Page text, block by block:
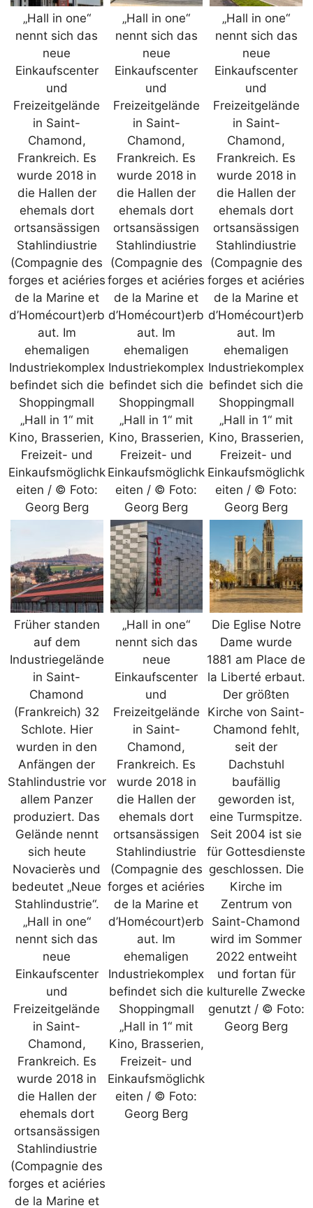
„Hall in one“
nennt sich das
neue
Einkaufscenter
und
Freizeitgelände
in Saint-
Chamond,
Frankreich. Es
wurde 2018 in
die Hallen der
ehemals dort
ortsansässigen
Stahlindiustrie
(Compagnie des
forges et aciéries
de la Marine et
d’Homécourt)erb
aut. Im
ehemaligen
Industriekomplex
befindet sich die
Shoppingmall
„Hall in 1“ mit
Kino, Brasserien,
Freizeit- und
Einkaufsmöglichk
eiten / © Foto:
Georg Berg
„Hall in one“
nennt sich das
neue
Einkaufscenter
und
Freizeitgelände
in Saint-
Chamond,
Frankreich. Es
wurde 2018 in
die Hallen der
ehemals dort
ortsansässigen
Stahlindiustrie
(Compagnie des
forges et aciéries
de la Marine et
d’Homécourt)erb
aut. Im
ehemaligen
Industriekomplex
befindet sich die
Shoppingmall
„Hall in 1“ mit
Kino, Brasserien,
Freizeit- und
Einkaufsmöglichk
eiten / © Foto:
Georg Berg
„Hall in one“
nennt sich das
neue
Einkaufscenter
und
Freizeitgelände
in Saint-
Chamond,
Frankreich. Es
wurde 2018 in
die Hallen der
ehemals dort
ortsansässigen
Stahlindiustrie
(Compagnie des
forges et aciéries
de la Marine et
d’Homécourt)erb
aut. Im
ehemaligen
Industriekomplex
befindet sich die
Shoppingmall
„Hall in 1“ mit
Kino, Brasserien,
Freizeit- und
Einkaufsmöglichk
eiten / © Foto:
Georg Berg
Früher standen
auf dem
Industriegelände
in Saint-
Chamond
(Frankreich) 32
Schlote. Hier
wurden in den
Anfängen der
Stahlindustrie vor
allem Panzer
produziert. Das
Gelände nennt
sich heute
Novacierès und
bedeutet „Neue
Stahlindustrie“.
„Hall in one“
nennt sich das
neue
Einkaufscenter
und
Freizeitgelände
in Saint-
Chamond,
Frankreich. Es
wurde 2018 in
die Hallen der
ehemals dort
ortsansässigen
Stahlindiustrie
(Compagnie des
forges et aciéries
de la Marine et
„Hall in one“
nennt sich das
neue
Einkaufscenter
und
Freizeitgelände
in Saint-
Chamond,
Frankreich. Es
wurde 2018 in
die Hallen der
ehemals dort
ortsansässigen
Stahlindiustrie
(Compagnie des
forges et aciéries
de la Marine et
d’Homécourt)erb
aut. Im
ehemaligen
Industriekomplex
befindet sich die
Shoppingmall
„Hall in 1“ mit
Kino, Brasserien,
Freizeit- und
Einkaufsmöglichk
eiten / © Foto:
Georg Berg
Die Eglise Notre
Dame wurde
1881 am Place de
la Liberté erbaut.
Der größten
Kirche von Saint-
Chamond fehlt,
seit der
Dachstuhl
baufällig
geworden ist,
eine Turmspitze.
Seit 2004 ist sie
für Gottesdienste
geschlossen. Die
Kirche im
Zentrum von
Saint-Chamond
wird im Sommer
2022 entweiht
und fortan für
kulturelle Zwecke
genutzt / © Foto:
Georg Berg